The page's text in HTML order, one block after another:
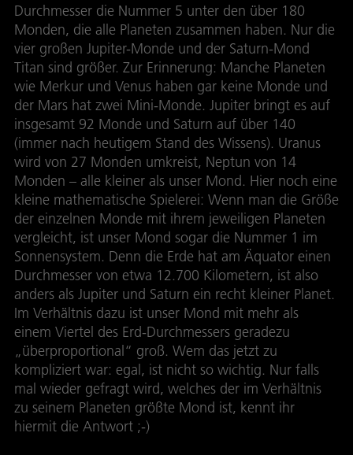
Durchmesser die Nummer 5 unter den über 180
Monden, die alle Planeten zusammen haben. Nur die
vier großen Jupiter-Monde und der Saturn-Mond
Titan sind größer. Zur Erinnerung: Manche Planeten
wie Merkur und Venus haben gar keine Monde und
der Mars hat zwei Mini-Monde. Jupiter bringt es auf
insgesamt 92 Monde und Saturn auf über 140
(immer nach heutigem Stand des Wissens). Uranus
wird von 27 Monden umkreist, Neptun von 14
Monden – alle kleiner als unser Mond. Hier noch eine
kleine mathematische Spielerei: Wenn man die Größe
der einzelnen Monde mit ihrem jeweiligen Planeten
vergleicht, ist unser Mond sogar die Nummer 1 im
Sonnensystem. Denn die Erde hat am Äquator einen
Durchmesser von etwa 12.700 Kilometern, ist also
anders als Jupiter und Saturn ein recht kleiner Planet.
Im Verhältnis dazu ist unser Mond mit mehr als
einem Viertel des Erd-Durchmessers geradezu
„überproportional“ groß. Wem das jetzt zu
kompliziert war: egal, ist nicht so wichtig. Nur falls
mal wieder gefragt wird, welches der im Verhältnis
zu seinem Planeten größte Mond ist, kennt ihr
hiermit die Antwort ;-)